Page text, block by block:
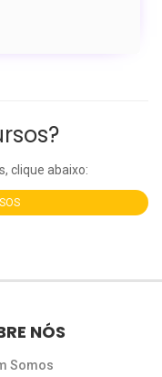
clique abaixo:
NÓS
Somos